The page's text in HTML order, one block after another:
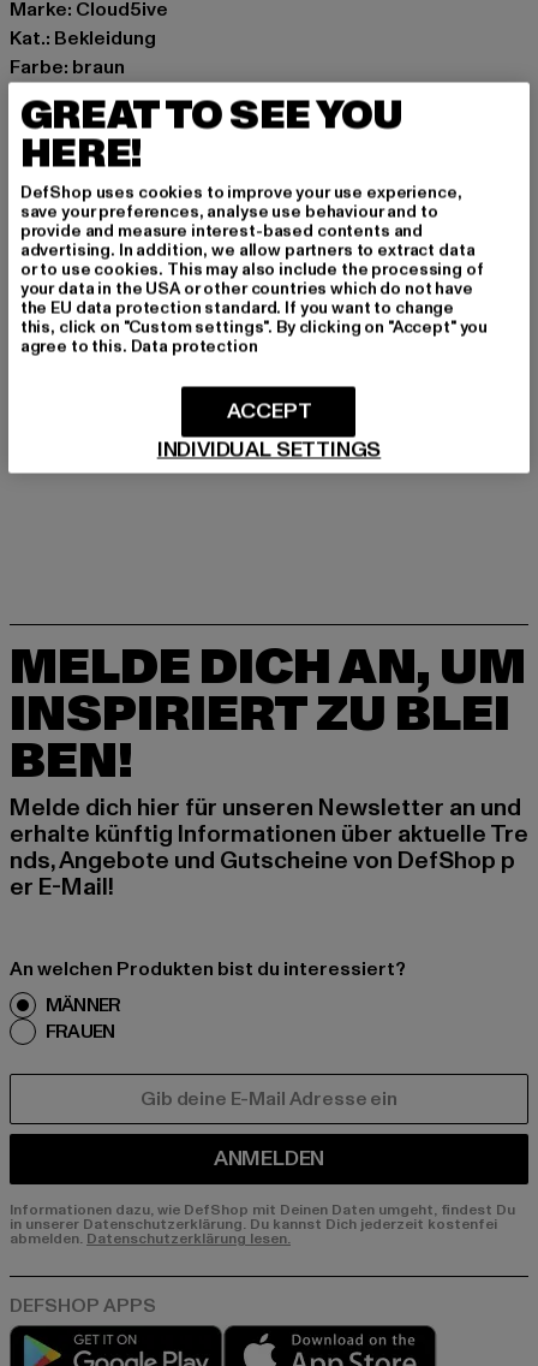
Marke: Cloud5ive
Kat.: Bekleidung
Farbe: braun
Hersteller Farbe: leo
Materialzusammensetzung: 95% Polyester, 5% Elasthan
Art.Nr: 25076056-01720
Hersteller: Bestseller Textilhandels GmbH |
hamburg@bestseller.com
Modering 1,Haus A | 22457 Hamburg | DE
GRÖSSE & PASSFORM
LIEFERUNG & RÜCKGABE
MELDE DICH AN, UM
INSPIRIERT ZU BLEI
BEN!
Melde dich hier für unseren Newsletter an und
erhalte künftig Informationen über aktuelle Tre
nds, Angebote und Gutscheine von DefShop p
er E-Mail!
An welchen Produkten bist du interessiert?
MÄNNER
FRAUEN
ANMELDEN
Informationen dazu, wie DefShop mit Deinen Daten umgeht, findest Du
in unserer Datenschutzerklärung. Du kannst Dich jederzeit kostenfei
abmelden. Datenschutzerklärung lesen.
Play market
GREAT TO SEE YOU
HERE!
DefShop uses cookies to improve your use experience,
save your preferences, analyse use behaviour and to
provide and measure interest-based contents and
advertising. In addition, we allow partners to extract data
or to use cookies. This may also include the processing of
your data in the USA or other countries which do not have
the EU data protection standard. If you want to change
this, click on "Custom settings". By clicking on "Accept" you
agree to this. Data protection
INDIVIDUAL SETTINGS
ACCEPT